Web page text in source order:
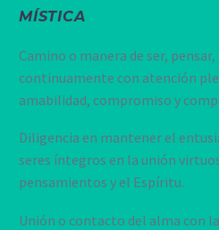
MÍSTICA
Camino o manera de ser,
continuamente con atención
amabilidad, compromiso y
Diligencia en mantener el
seres íntegros en la unión
pensamientos y el Espíritu.
Unión o contacto del alma con